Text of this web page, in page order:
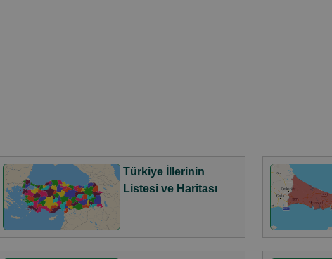
Türkiye İllerinin
Listesi ve Haritası